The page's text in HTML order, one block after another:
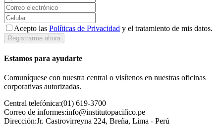
Acepto las Políticas de Privacidad y el tratamiento de mis datos.
Registrarme ahora
Estamos para ayudarte
Comuníquese con nuestra central o visítenos en nuestras oficinas
corporativas autorizadas.
Central telefónica:(01) 619-3700
Correo de informes:info@institutopacifico.pe
Dirección:Jr. Castrovirreyna 224, Breña, Lima - Perú